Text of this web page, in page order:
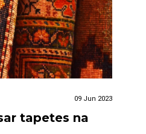
09 Jun 2023
tapetes na